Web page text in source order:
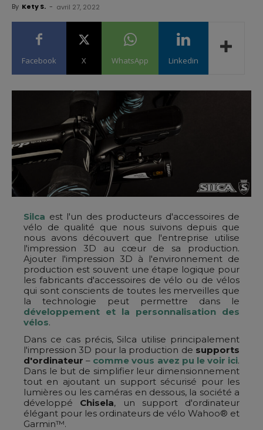
By Kety S. - avril 27, 2022
Facebook X WhatsApp Linkedin
Silca est l'un des producteurs d'accessoires de
vélo de qualité que nous suivons depuis que
nous avons découvert que l'entreprise utilise
l'impression 3D au cœur de sa production.
Ajouter l'impression 3D à l'environnement de
production est souvent une étape logique pour
les fabricants d'accessoires de vélo ou de vélos
qui sont conscients de toutes les merveilles que
la technologie peut permettre dans le
développement et la personnalisation des
vélos.
Dans ce cas précis, Silca utilise principalement
l'impression 3D pour la production de supports
d'ordinateur – comme vous avez pu le voir ici.
Dans le but de simplifier leur dimensionnement
tout en ajoutant un support sécurisé pour les
lumières ou les caméras en dessous, la société a
développé Chisela, un support d'ordinateur
élégant pour les ordinateurs de vélo Wahoo® et
Garmin™.